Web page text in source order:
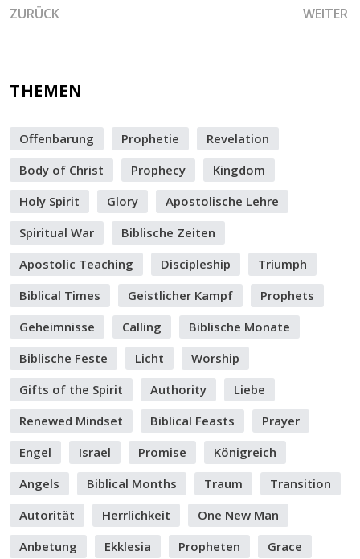
VORHERIGER BEITRAG: DAS AUFBRECHEN DES
ZURÜCK WEITER
THEMEN
Offenbarung Prophetie
Revelation
Body of Christ
Prophecy
Kingdom
Holy Spirit
Glory
Apostolische Lehre
Spiritual War
Biblische Zeiten
Apostolic Teaching
Discipleship
Triumph
Biblical Times
Geistlicher Kampf
Prophets
Geheimnisse
Calling
Biblische Monate
Biblische Feste
Licht
Worship
Gifts of the Spirit
Authority
Liebe
Renewed Mindset
Biblical Feasts
Prayer
Engel
Israel Promise
Königreich
Angels
Biblical Months Traum
Transition
Autorität
Herrlichkeit
One New Man
Anbetung
Ekklesia Propheten
Grace